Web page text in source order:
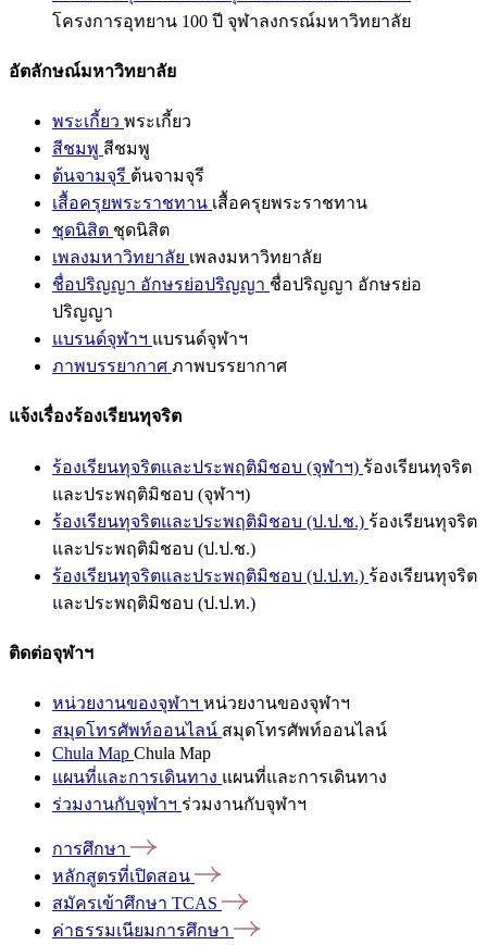
โครงการอุทยาน 100 ปี จุฬาลงกรณ์มหาวิทยาลัย
อัตลักษณ์มหาวิทยาลัย
พระเกี้ยว พระเกี้ยว
สีชมพู สีชมพู
ต้นจามจุรี ต้นจามจุรี
เสื้อครุยพระราชทาน เสื้อครุยพระราชทาน
ชุดนิสิต ชุดนิสิต
เพลงมหาวิทยาลัย เพลงมหาวิทยาลัย
ชื่อปริญญา อักษรย่อปริญญา ชื่อปริญญา อักษรย่อ
ปริญญา
แบรนด์จุฬาฯ แบรนด์จุฬาฯ
ภาพบรรยากาศ ภาพบรรยากาศ
แจ้งเรื่องร้องเรียนทุจริต
ร้องเรียนทุจริตและประพฤติมิชอบ (จุฬาฯ) ร้องเรียนทุจริต
และประพฤติมิชอบ (จุฬาฯ)
ร้องเรียนทุจริตและประพฤติมิชอบ (ป.ป.ช.) ร้องเรียนทุจริต
และประพฤติมิชอบ (ป.ป.ช.)
ร้องเรียนทุจริตและประพฤติมิชอบ (ป.ป.ท.) ร้องเรียนทุจริต
และประพฤติมิชอบ (ป.ป.ท.)
ติดต่อจุฬาฯ
หน่วยงานของจุฬาฯ หน่วยงานของจุฬาฯ
สมุดโทรศัพท์ออนไลน์ สมุดโทรศัพท์ออนไลน์
Chula Map Chula Map
แผนที่และการเดินทาง แผนที่และการเดินทาง
ร่วมงานกับจุฬาฯ ร่วมงานกับจุฬาฯ
การศึกษา
หลักสูตรที่เปิดสอน
สมัครเข้าศึกษา TCAS
ค่าธรรมเนียมการศึกษา